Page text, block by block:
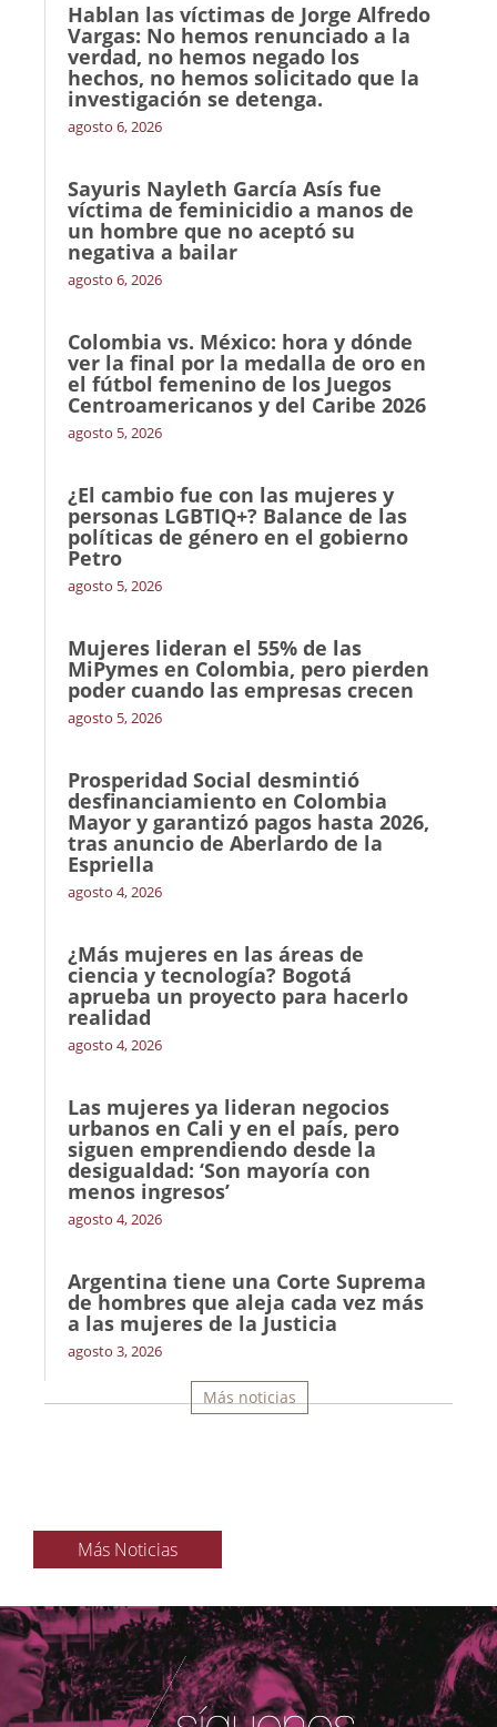
Hablan las víctimas de Jorge Alfredo
Vargas: No hemos renunciado a la
verdad, no hemos negado los
hechos, no hemos solicitado que la
investigación se detenga.
agosto 6, 2026
Sayuris Nayleth García Asís fue
víctima de feminicidio a manos de
un hombre que no aceptó su
negativa a bailar
agosto 6, 2026
Colombia vs. México: hora y dónde
ver la final por la medalla de oro en
el fútbol femenino de los Juegos
Centroamericanos y del Caribe 2026
agosto 5, 2026
¿El cambio fue con las mujeres y
personas LGBTIQ+? Balance de las
políticas de género en el gobierno
Petro
agosto 5, 2026
Mujeres lideran el 55% de las
MiPymes en Colombia, pero pierden
poder cuando las empresas crecen
agosto 5, 2026
Prosperidad Social desmintió
desfinanciamiento en Colombia
Mayor y garantizó pagos hasta 2026,
tras anuncio de Aberlardo de la
Espriella
agosto 4, 2026
¿Más mujeres en las áreas de
ciencia y tecnología? Bogotá
aprueba un proyecto para hacerlo
realidad
agosto 4, 2026
Las mujeres ya lideran negocios
urbanos en Cali y en el país, pero
siguen emprendiendo desde la
desigualdad: ‘Son mayoría con
menos ingresos’
agosto 4, 2026
Argentina tiene una Corte Suprema
de hombres que aleja cada vez más
a las mujeres de la Justicia
agosto 3, 2026
Más noticias
Más Noticias